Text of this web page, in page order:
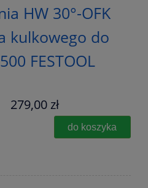
HW 30°-OFK
kulkowego do
FESTOOL
279,00 zł
do koszyka